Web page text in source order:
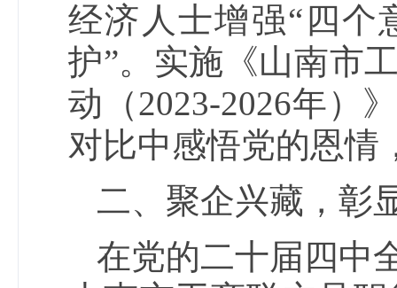
经济人士增强“四个
护”。实施《山南市
动（2023-2026年）
对比中感悟党的恩情
二、聚企兴藏，彰
在党的二十届四中